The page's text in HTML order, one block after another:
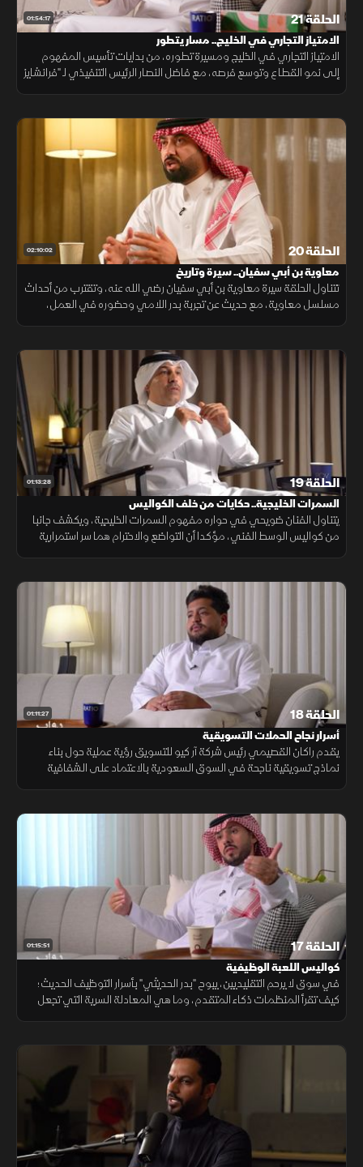
01:54:17 الحلقة 21
الامتياز التجاري في الخليج.. مسار يتطور
الامتياز التجاري في الخليج ومسيرة تطوره، من بدايات تأسيس المفهوم
إلى نمو القطاع وتوسع فرصه، مع فاضل النصار الرئيس التنفيذي لـ "فرانشايز
02:10:02 الحلقة 20
معاوية بن أبي سفيان.. سيرة وتاريخ
تتناول الحلقة سيرة معاوية بن أبي سفيان رضي الله عنه، وتقترب من أحداث
مسلسل معاوية، مع حديث عن تجربة بدر اللامي وحضوره في العمل،
01:13:28 الحلقة 19
السمرات الخليجية.. حكايات من خلف الكواليس
يتناول الفنان ضويحي في حواره مفهوم السمرات الخليجية، ويكشف جانبا
من كواليس الوسط الفني، مؤكدا أن التواضع والاحترام هما سر استمرارية
01:11:27 الحلقة 18
أسرار نجاح الحملات التسويقية
يقدم راكان القصيمي رئيس شركة آر كيو للتسويق رؤية عملية حول بناء
نماذج تسويقية ناجحة في السوق السعودية بالاعتماد على الشفافية
01:15:51 الحلقة 17
كواليس اللعبة الوظيفية
في سوق لا يرحم التقليديين، يبوح "بدر الحديثي" بأسرار التوظيف الحديث؛
كيف تقرأ المنظمات ذكاء المتقدم، وما هي المعادلة السرية التي تجعل